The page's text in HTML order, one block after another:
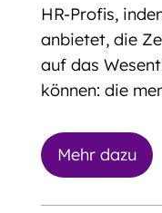
HR-Profis,
anbietet, die
auf das
können: die
Mehr dazu